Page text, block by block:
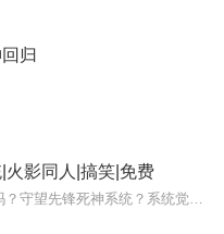
归
火影同人|搞笑|免费